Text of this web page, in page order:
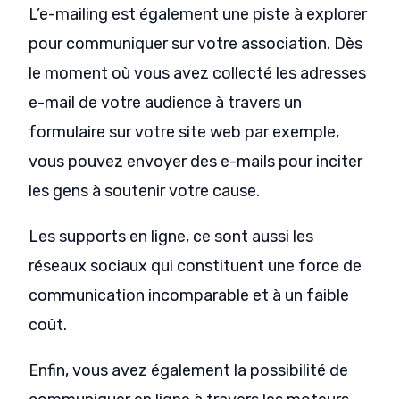
L’e-mailing est également une piste à explorer
pour communiquer sur votre association. Dès
le moment où vous avez collecté les adresses
e-mail de votre audience à travers un
formulaire sur votre site web par exemple,
vous pouvez envoyer des e-mails pour inciter
les gens à soutenir votre cause.
Les supports en ligne, ce sont aussi les
réseaux sociaux qui constituent une force de
communication incomparable et à un faible
coût.
Enfin, vous avez également la possibilité de